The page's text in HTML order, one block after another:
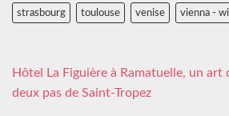
strasbourg toulouse venise vienna -
Hôtel La Figuière à Ramatuelle, un art
deux pas de Saint-Tropez